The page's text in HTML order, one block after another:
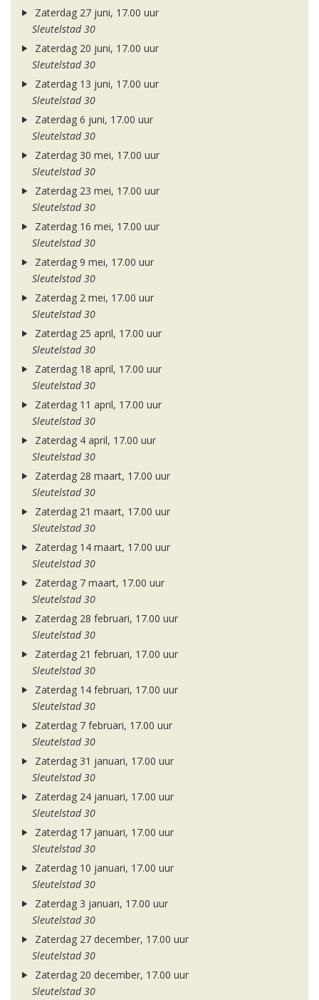
Zaterdag 27 juni, 17.00 uur
Sleutelstad 30
Zaterdag 20 juni, 17.00 uur
Sleutelstad 30
Zaterdag 13 juni, 17.00 uur
Sleutelstad 30
Zaterdag 6 juni, 17.00 uur
Sleutelstad 30
Zaterdag 30 mei, 17.00 uur
Sleutelstad 30
Zaterdag 23 mei, 17.00 uur
Sleutelstad 30
Zaterdag 16 mei, 17.00 uur
Sleutelstad 30
Zaterdag 9 mei, 17.00 uur
Sleutelstad 30
Zaterdag 2 mei, 17.00 uur
Sleutelstad 30
Zaterdag 25 april, 17.00 uur
Sleutelstad 30
Zaterdag 18 april, 17.00 uur
Sleutelstad 30
Zaterdag 11 april, 17.00 uur
Sleutelstad 30
Zaterdag 4 april, 17.00 uur
Sleutelstad 30
Zaterdag 28 maart, 17.00 uur
Sleutelstad 30
Zaterdag 21 maart, 17.00 uur
Sleutelstad 30
Zaterdag 14 maart, 17.00 uur
Sleutelstad 30
Zaterdag 7 maart, 17.00 uur
Sleutelstad 30
Zaterdag 28 februari, 17.00 uur
Sleutelstad 30
Zaterdag 21 februari, 17.00 uur
Sleutelstad 30
Zaterdag 14 februari, 17.00 uur
Sleutelstad 30
Zaterdag 7 februari, 17.00 uur
Sleutelstad 30
Zaterdag 31 januari, 17.00 uur
Sleutelstad 30
Zaterdag 24 januari, 17.00 uur
Sleutelstad 30
Zaterdag 17 januari, 17.00 uur
Sleutelstad 30
Zaterdag 10 januari, 17.00 uur
Sleutelstad 30
Zaterdag 3 januari, 17.00 uur
Sleutelstad 30
Zaterdag 27 december, 17.00 uur
Sleutelstad 30
Zaterdag 20 december, 17.00 uur
Sleutelstad 30